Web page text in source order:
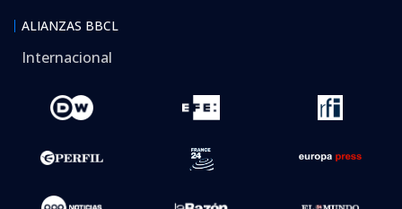
ALIANZAS BBCL
Internacional